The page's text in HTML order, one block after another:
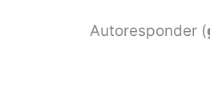
Autoresponder (